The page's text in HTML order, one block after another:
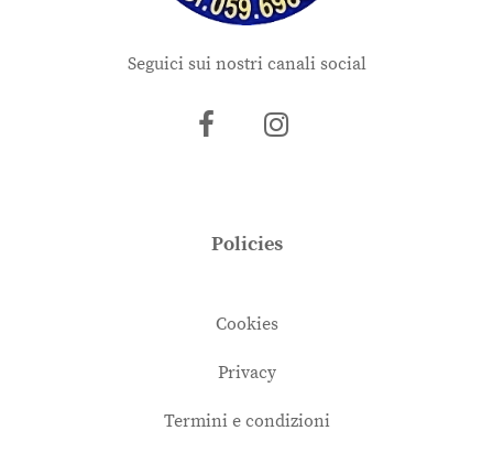
Seguici sui nostri canali social
Policies
Cookies
Privacy
Termini e condizioni